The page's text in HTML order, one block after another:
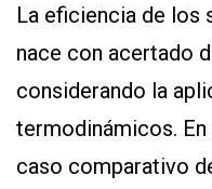
La eficiencia de los
nace con acertado
considerando la
termodinámicos.
caso comparativo